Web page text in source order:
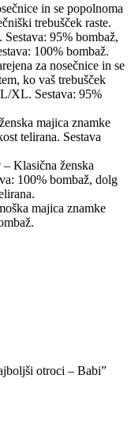
in se popolnoma
trebušček raste.
95% bombaž,
100% bombaž.
za nosečnice in se
ko vaš trebušček
XL. Sestava: 95%
majica znamke
telirana. Sestava
– Klasična ženska
100% bombaž, dolg
majica znamke
otroci – Babi”